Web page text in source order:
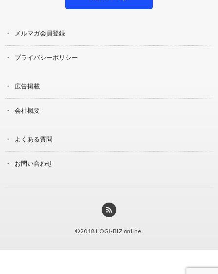
メルマガ会員登録
プライバシーポリシー
広告掲載
会社概要
よくある質問
お問い合わせ
©2018 LOGI-BIZ online